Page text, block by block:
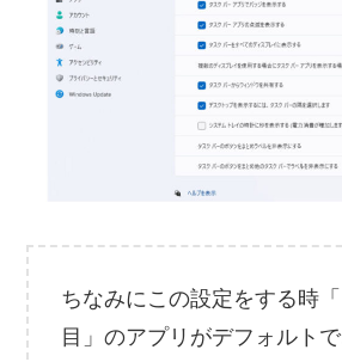
ちなみにこの設定をする時
目」のアプリがデフォルト